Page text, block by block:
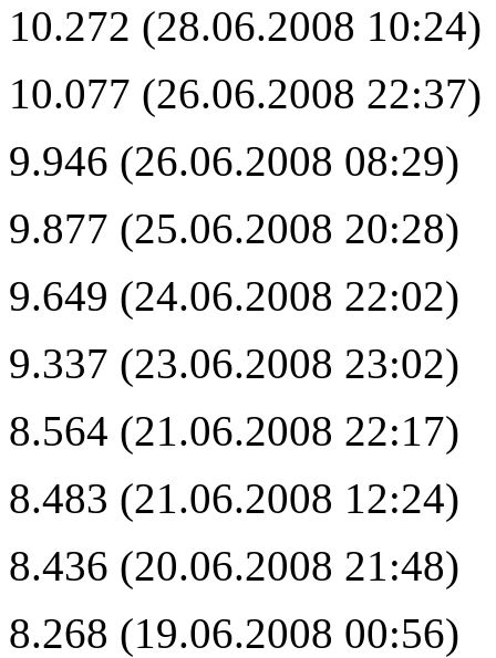
10.272 (28.06.2008 10:24)
10.077 (26.06.2008 22:37)
9.946 (26.06.2008 08:29)
9.877 (25.06.2008 20:28)
9.649 (24.06.2008 22:02)
9.337 (23.06.2008 23:02)
8.564 (21.06.2008 22:17)
8.483 (21.06.2008 12:24)
8.436 (20.06.2008 21:48)
8.268 (19.06.2008 00:56)